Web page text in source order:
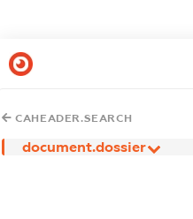
CAHEADER.SEARCH
document.dossier